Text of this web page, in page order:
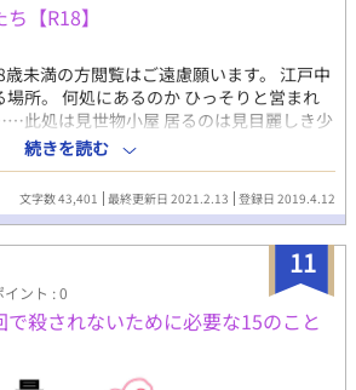
【R18】
未満の方閲覧はご遠慮願います。 江戸中
所。 何処にあるのか ひっそりと営まれ
此処は見世物小屋 居るのは見目麗しき少
人禁制 演目は少年たちの芸事 客は男のみ
て彼らは……春を売る ひとときの夢を……
『見世物小屋』架空です。 実在しませ
期話なのでどうしても諦めきれず） 『見
…ちいさなお知らせでした！ ＊＊＊＊＊
劇用語はほとんど使用しません。 あくま
《不定期更新》
続きを読む
文字数 43,401 最終更新日 2021.2.13 登録日 2019.4.12
11
ント : 0
殺されないために必要な15のこと